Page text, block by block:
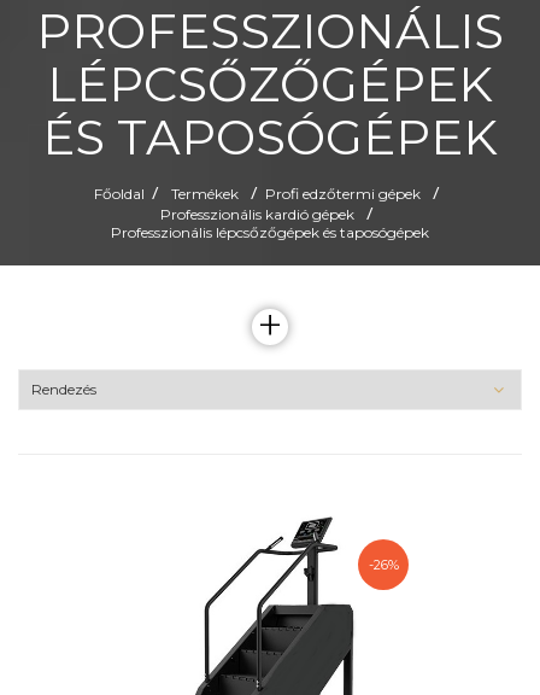
PROFESSZIONÁLIS
LÉPCSŐZŐGÉPEK
ÉS TAPOSÓGÉPEK
Főoldal / Termékek / Profi edzőtermi gépek /
Professzionális kardió gépek /
Professzionális lépcsőzőgépek és taposógépek
+
-26%